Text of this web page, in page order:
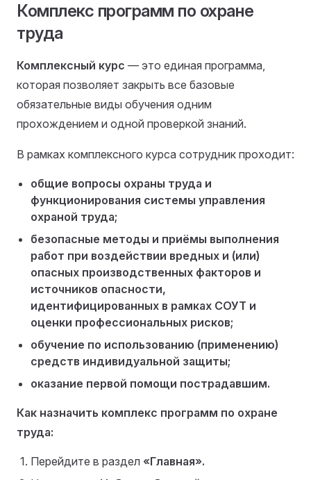
Комплекс программ по охране
труда
Комплексный курс — это единая программа,
которая позволяет закрыть все базовые
обязательные виды обучения одним
прохождением и одной проверкой знаний.
В рамках комплексного курса сотрудник проходит:
общие вопросы охраны труда и
функционирования системы управления
охраной труда;
безопасные методы и приёмы выполнения
работ при воздействии вредных и (или)
опасных производственных факторов и
источников опасности,
идентифицированных в рамках СОУТ и
оценки профессиональных рисков;
обучение по использованию (применению)
средств индивидуальной защиты;
оказание первой помощи пострадавшим.
Как назначить комплекс программ по охране
труда:
Перейдите в раздел «Главная».